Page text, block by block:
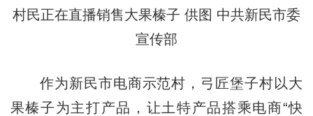
村民正在直播销售大果榛子 供图 中共新民市委
宣传部
作为新民市电商示范村，弓匠堡子村以大
果榛子为主打产品，让土特产品搭乘电商“快